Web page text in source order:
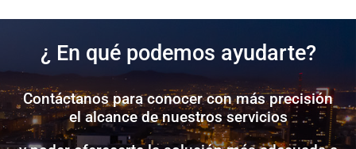
¿ En qué podemos ayudarte?
Contáctanos para conocer con más precisión
el alcance de nuestros servicios